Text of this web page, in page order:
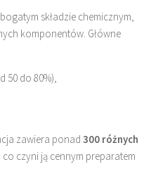
składzie chemicznym,
komponentów. Główne
50 do 80%),
zawiera ponad 300 różnych
co czyni ją cennym preparatem